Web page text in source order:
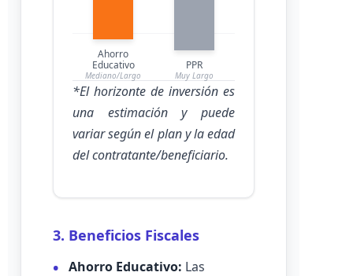
Ahorro
Educativo
Mediano/Largo
PPR
Muy Largo
*El horizonte de inversión es
una estimación y puede
variar según el plan y la edad
del contratante/beneficiario.
3. Beneficios Fiscales
Ahorro Educativo: Las